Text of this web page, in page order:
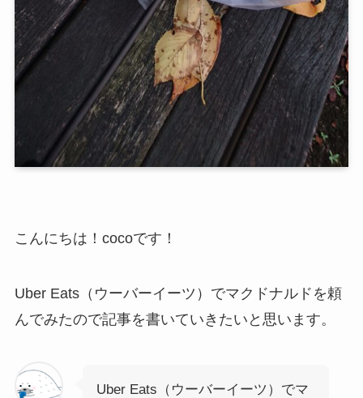
こんにちは！cocoです！
Uber Eats（ウーバーイーツ）でマクドナルドを頼
んでみたので記事を書いていきたいと思います。
Uber Eats（ウーバーイーツ）でマ